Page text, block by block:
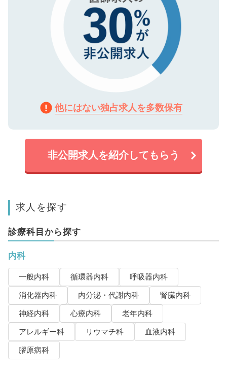
他にはない独占求人を多数保有
非公開求人を紹介してもらう
求人を探す
診療科目から探す
内科
一般内科 循環器内科
呼吸器内科
消化器内科
内分泌・代謝内科
腎臓内科
神経内科
心療内科
老年内科
アレルギー科
リウマチ科
血液内科
膠原病科